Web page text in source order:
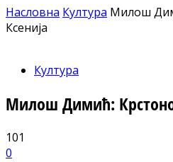
Насловна Култура Милош
Ксенија
Култура
Милош Димић:
101
0